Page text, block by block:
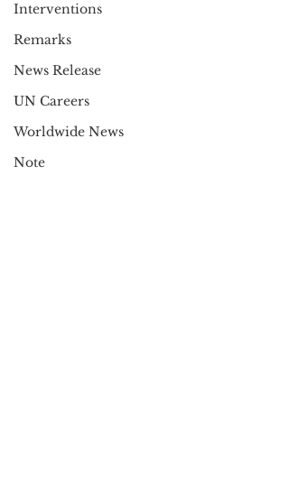
Interventions
Remarks
News Release
UN Careers
Worldwide News
Note